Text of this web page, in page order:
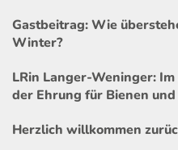
Gastbeitrag: Wie
Winter?
LRin Langer-Weninger:
der Ehrung für Bienen
Herzlich willkommen